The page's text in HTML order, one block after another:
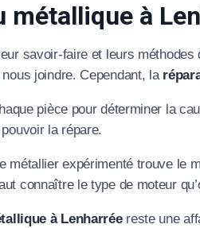
métallique à
savoir-faire et leurs
joindre. Cependant, la
pièce pour déterminer la
la répare.
métallier expérimenté trouve le
connaître le type de moteur
à Lenharréereste une